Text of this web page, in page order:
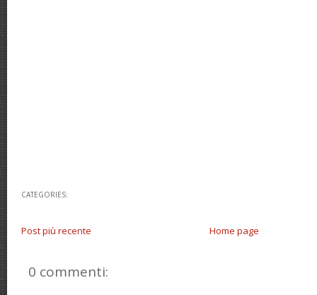
CATEGORIES:
Post più recente Home page
0 commenti: